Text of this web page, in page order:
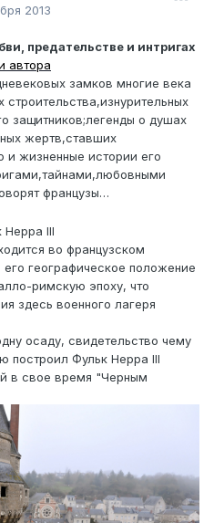
2013
предательстве и интригах
автора
замков многие века
строительства,изнурительных
защитников;легенды о душах
жертв,ставших
и жизненные истории его
французы…
Нерра III
во французском
географическое положение
римскую эпоху, что
здесь военного лагеря
осаду, свидетельство чему
построил Фульк Нерра III
в свое время "Черным